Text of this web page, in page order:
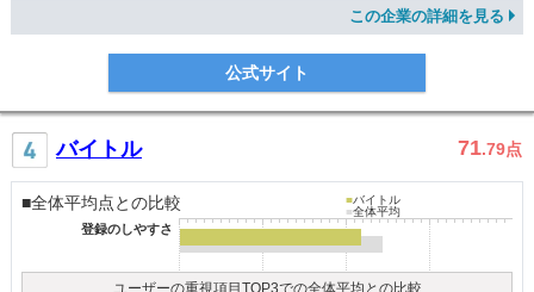
この企業の詳細を見る
公式サイト
バイトル 71.79点
■全体平均点との比較 ■バイトル
■全体平均
登録のしやすさ
ユーザーの重視項目TOP3での全体平均との比較